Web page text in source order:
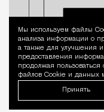
Мы используем файлы
анализа информации о
а также для улучшения
предоставления
продолжая пользоваться
файлов Cookie и данных
Принять